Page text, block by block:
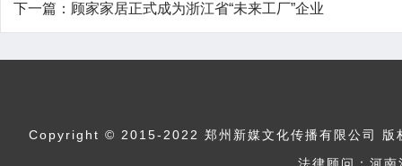
下一篇： 顾家家居正式成为浙江省“未来工厂”企业
Copyright © 2015-2022 郑州新媒文化传播有限公司 版